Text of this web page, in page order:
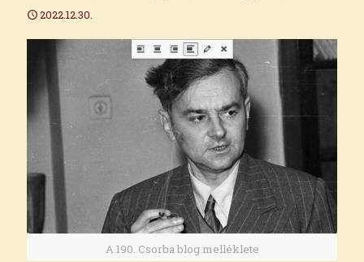
2022.12.30.
A 190. Csorba blog melléklete